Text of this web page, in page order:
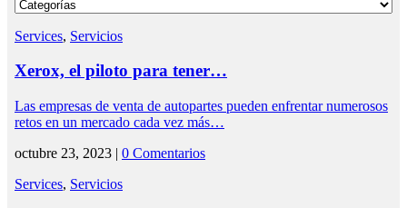
Services, Servicios
Xerox, el piloto para tener…
Las empresas de venta de autopartes pueden enfrentar numerosos
retos en un mercado cada vez más…
octubre 23, 2023 | 0 Comentarios
Services, Servicios